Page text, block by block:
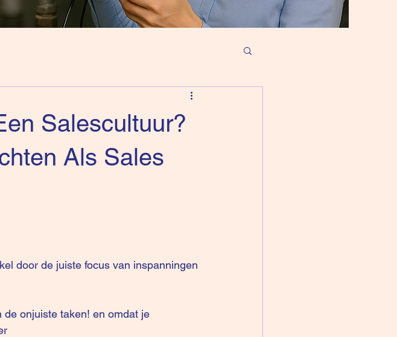
Salescultuur?
Als Sales
door de juiste focus van inspanningen
onjuiste taken! en omdat je